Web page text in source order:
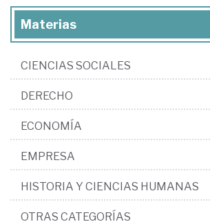
Materias
CIENCIAS SOCIALES
DERECHO
ECONOMÍA
EMPRESA
HISTORIA Y CIENCIAS HUMANAS
OTRAS CATEGORÍAS